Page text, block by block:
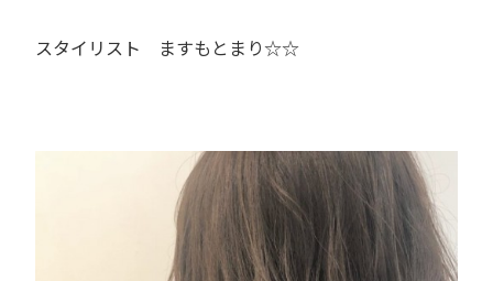
スタイリスト ますもとまり☆☆